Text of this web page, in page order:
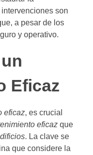
son
a pesar de los
y operativo.
Eficaz
eficaz, es crucial
eficaz que
. La clave se
que considere la